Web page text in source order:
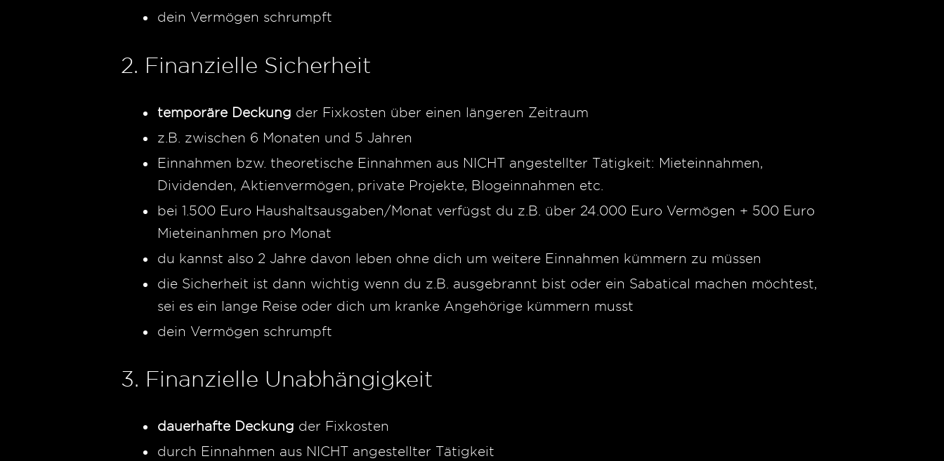
dein Vermögen schrumpft
2. Finanzielle Sicherheit
temporäre Deckung der Fixkosten über einen längeren Zeitraum
z.B. zwischen 6 Monaten und 5 Jahren
Einnahmen bzw. theoretische Einnahmen aus NICHT angestellter Tätigkeit: Mieteinnahmen,
Dividenden, Aktienvermögen, private Projekte, Blogeinnahmen etc.
bei 1.500 Euro Haushaltsausgaben/Monat verfügst du z.B. über 24.000 Euro Vermögen + 500 Euro
Mieteinanhmen pro Monat
du kannst also 2 Jahre davon leben ohne dich um weitere Einnahmen kümmern zu müssen
die Sicherheit ist dann wichtig wenn du z.B. ausgebrannt bist oder ein Sabatical machen möchtest,
sei es ein lange Reise oder dich um kranke Angehörige kümmern musst
dein Vermögen schrumpft
3. Finanzielle Unabhängigkeit
dauerhafte Deckung der Fixkosten
durch Einnahmen aus NICHT angestellter Tätigkeit